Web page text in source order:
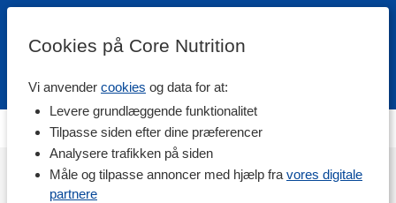
Cookies på Core Nutrition
Vi anvender cookies og data for at:
Levere grundlæggende funktionalitet
Tilpasse siden efter dine præferencer
Analysere trafikken på siden
Måle og tilpasse annoncer med hjælp fra vores digitale
partnere
Fri fragt over 500 kr
Denne kampagneside er ikke blevet skabt.